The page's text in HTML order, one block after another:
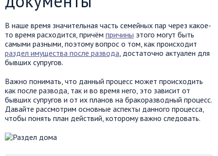
В наше время значительная часть семейных пар через какое-
то время расходится, причём причины этого могут быть
самыми разными, поэтому вопрос о том, как происходит
раздел имущества после развода, достаточно актуален для
бывших супругов.
Важно понимать, что данный процесс может происходить
как после развода, так и во время него, это зависит от
бывших супругов и от их планов на бракоразводный процесс.
Давайте рассмотрим основные аспекты данного процесса,
чтобы понять план действий, которому важно следовать.